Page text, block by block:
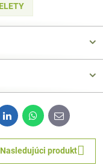
LinkedInWhatsApp
E-
mail
Nasledujúci produkt